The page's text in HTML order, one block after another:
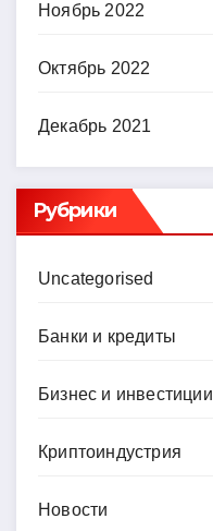
Ноябрь 2022
Октябрь 2022
Декабрь 2021
Рубрики
Uncategorised
Банки и кредиты
Бизнес и инвестиции
Криптоиндустрия
Новости